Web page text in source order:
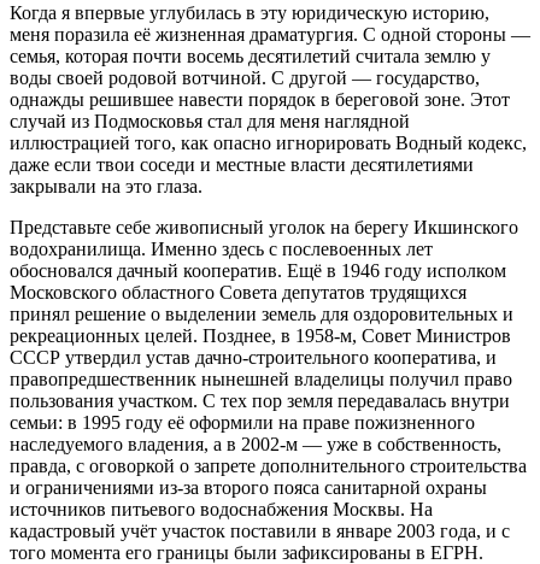
Когда я впервые углубилась в эту юридическую историю,
меня поразила её жизненная драматургия. С одной стороны —
семья, которая почти восемь десятилетий считала землю у
воды своей родовой вотчиной. С другой — государство,
однажды решившее навести порядок в береговой зоне. Этот
случай из Подмосковья стал для меня наглядной
иллюстрацией того, как опасно игнорировать Водный кодекс,
даже если твои соседи и местные власти десятилетиями
закрывали на это глаза.
Представьте себе живописный уголок на берегу Икшинского
водохранилища. Именно здесь с послевоенных лет
обосновался дачный кооператив. Ещё в 1946 году исполком
Московского областного Совета депутатов трудящихся
принял решение о выделении земель для оздоровительных и
рекреационных целей. Позднее, в 1958-м, Совет Министров
СССР утвердил устав дачно-строительного кооператива, и
правопредшественник нынешней владелицы получил право
пользования участком. С тех пор земля передавалась внутри
семьи: в 1995 году её оформили на праве пожизненного
наследуемого владения, а в 2002-м — уже в собственность,
правда, с оговоркой о запрете дополнительного строительства
и ограничениями из-за второго пояса санитарной охраны
источников питьевого водоснабжения Москвы. На
кадастровый учёт участок поставили в январе 2003 года, и с
того момента его границы были зафиксированы в ЕГРН.